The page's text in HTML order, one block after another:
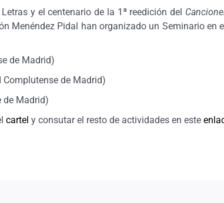
y el centenario de la 1ª reedición del
Menéndez Pidal han organizado un Seminario en
de Madrid)
Complutense de Madrid)
de Madrid)
cartel y consutar el resto de actividades en este